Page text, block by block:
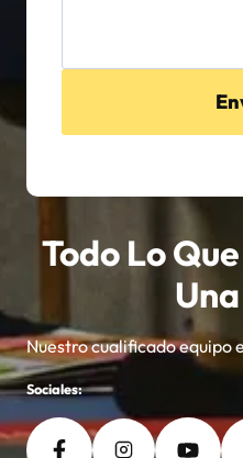
Todo Lo
Nuestro cualificado equipo
Sociales: